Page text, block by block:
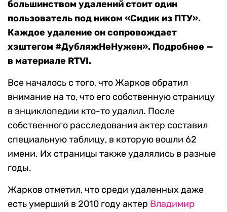
большинством удалений стоит один
пользователь под ником «Сидик из ПТУ».
Каждое удаление он сопровождает
хэштегом #ДубляжНеНужен». Подробнее —
в материале RTVI.
Все началось с того, что Жарков обратил
внимание на то, что его собственную страницу
в энциклопедии кто-то удалил. После
собственного расследования актер составил
специальную таблицу, в которую вошли 62
имени. Их страницы также удалялись в разные
годы.
Жарков отметил, что среди удаленных даже
есть умерший в 2010 году актер Владимир